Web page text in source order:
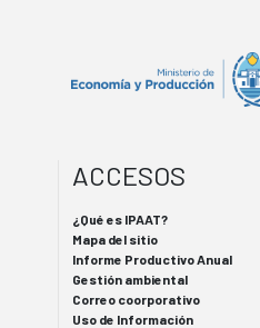
ACCESOS
¿Qué es IPAAT?
Mapa del sitio
Informe Productivo Anual
Gestión ambiental
Correo coorporativo
Uso de Información